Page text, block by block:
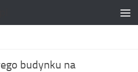
budynku na